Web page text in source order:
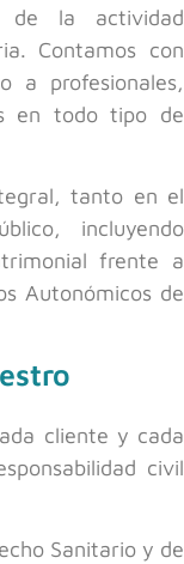
de la actividad
Contamos con
a profesionales,
en todo tipo de
tanto en el
incluyendo
frente a
Autonómicos de
cliente y cada
civil
Sanitario y de